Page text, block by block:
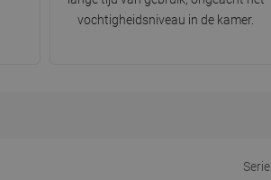
vochtigheidsniveau in de kamer.
Serie